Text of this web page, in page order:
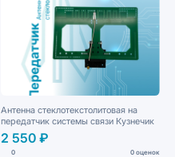
Антенна стеклотекстолитовая на
передатчик системы связи Кузнечик
2 550 ₽
0 0 оценок